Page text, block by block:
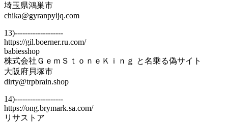
埼玉県鴻巣市
chika@gyranpyljq.com
13)-------------------
https://gil.boerner.ru.com/
babiesshop
株式会社ＧｅｍＳｔｏｎｅＫｉｎｇ と名乗る偽サイト
大阪府貝塚市
dirty@trpbrain.shop
14)-------------------
https://ong.brymark.sa.com/
リサストア